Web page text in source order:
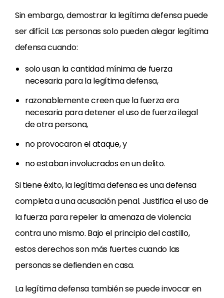
Sin embargo, demostrar la legítima defensa puede
ser difícil. Las personas solo pueden alegar legítima
defensa cuando:
solo usan la cantidad mínima de fuerza
necesaria para la legítima defensa,
razonablemente creen que la fuerza era
necesaria para detener el uso de fuerza ilegal
de otra persona,
no provocaron el ataque, y
no estaban involucrados en un delito.
Si tiene éxito, la legítima defensa es una defensa
completa a una acusación penal. Justifica el uso de
la fuerza para repeler la amenaza de violencia
contra uno mismo. Bajo el principio del castillo,
estos derechos son más fuertes cuando las
personas se defienden en casa.
La legítima defensa también se puede invocar en